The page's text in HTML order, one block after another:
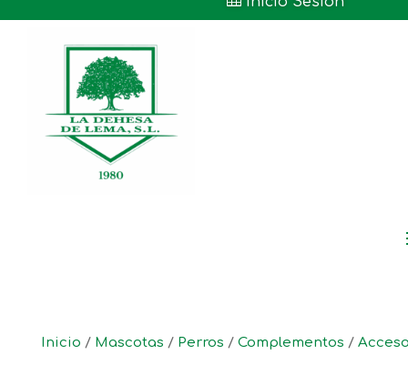
Inicio / Mascotas / Perros / Complementos /